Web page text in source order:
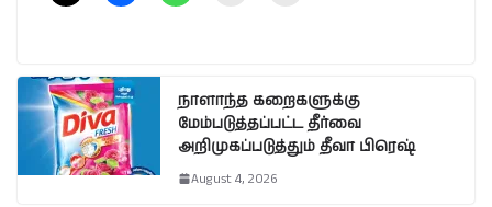
நாளாந்த கறைகளுக்கு
மேம்படுத்தப்பட்ட தீர்வை
அறிமுகப்படுத்தும் தீவா பிரெஷ்
August 4, 2026